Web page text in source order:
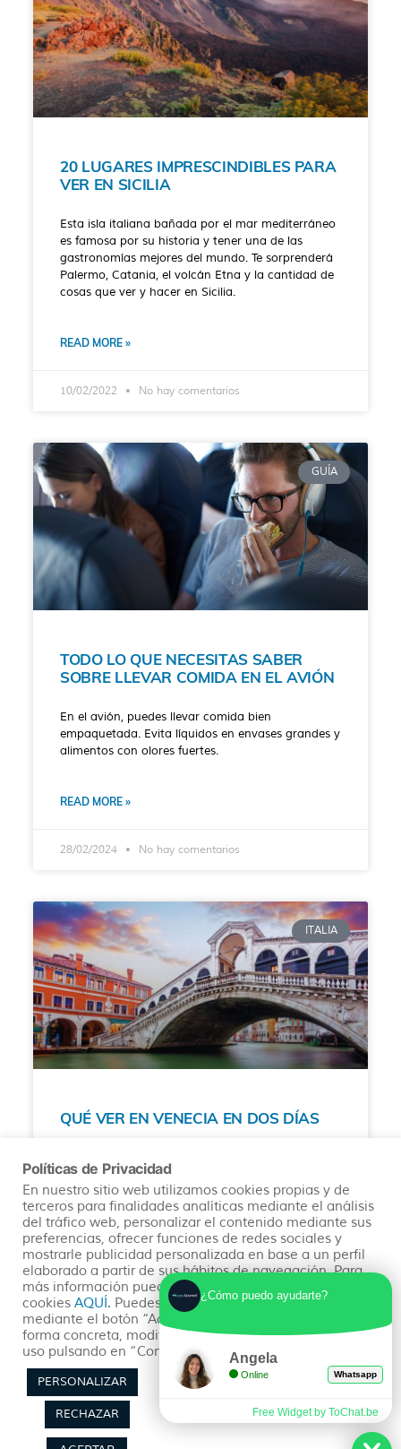
20 LUGARES IMPRESCINDIBLES PARA
VER EN SICILIA
Esta isla italiana bañada por el mar mediterráneo
es famosa por su historia y tener una de las
gastronomías mejores del mundo. Te sorprenderá
Palermo, Catania, el volcán Etna y la cantidad de
cosas que ver y hacer en Sicilia.
READ MORE »
10/02/2022 No hay comentarios
GUÍA
TODO LO QUE NECESITAS SABER
SOBRE LLEVAR COMIDA EN EL AVIÓN
En el avión, puedes llevar comida bien
empaquetada. Evita líquidos en envases grandes y
alimentos con olores fuertes.
READ MORE »
28/02/2024 No hay comentarios
ITALIA
QUÉ VER EN VENECIA EN DOS DÍAS
destinos turísticos más populares del mundo. Con
sus canales serpenteantes, sus puentes y sus
edificios antiguos, es fácil enamorarse de Venecia.
Si tienes solo dos días para explorar esta ciudad
mágica, aquí hay una guía detallada de lo que
debes ver y hacer.
READ MORE »
03/05/2023 No hay comentarios
Políticas de Privacidad
En nuestro sitio web utilizamos cookies propias y de
terceros para finalidades analíticas mediante el análisis
del tráfico web, personalizar el contenido mediante sus
preferencias, ofrecer funciones de redes sociales y
mostrarle publicidad personalizada en base a un perfil
elaborado a partir de sus hábitos de navegación. Para
más información puedes consultar nuestra política de
cookies AQUÍ. Puedes aceptar todas las cookies
mediante el botón “Aceptar” o puedes aceptarlas de
forma concreta, modificar su selección o rechazar su
uso pulsando en “Configuración de Privacidad”.
PERSONALIZAR
RECHAZAR
¿Cómo puedo ayudarte?
Angela
Online Whatsapp
Free Widget by ToChat.be